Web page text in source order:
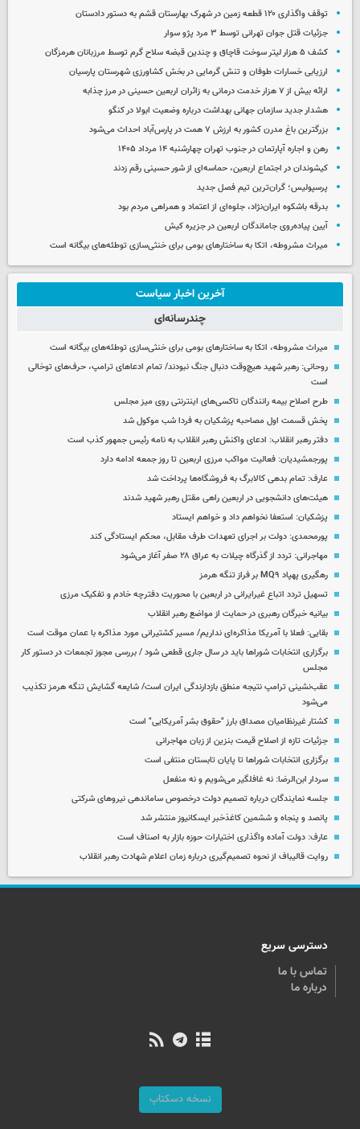
توقف واگذاری ۱۲۰ قطعه زمین در شهرک بهارستان قشم به دستور دادستان
جزئیات قتل جوان تهرانی توسط ۳ مرد پژو سوار
کشف ۵ هزار لیتر سوخت قاچاق و چندین قبضه سلاح گرم توسط مرزبانان هرمزگان
ارزیابی خسارات طوفان و تنش گرمایی در بخش کشاورزی شهرستان پارسیان
ارائه بیش از ۷ هزار خدمت درمانی به زائران اربعین حسینی در مرز چذابه
هشدار جدید سازمان جهانی بهداشت درباره وضعیت ابولا در کنگو
بزرگترین باغ مدرن کشور به ارزش ۷ همت در پارس‌آباد احداث می‌شود
رهن و اجاره آپارتمان در جنوب تهران چهارشنبه ۱۴ مرداد ۱۴۰۵
کیشوندان در اجتماع اربعین، حماسه‌ای از شور حسینی رقم زدند
پرسپولیس؛ گران‌ترین تیم فصل جدید
بدرقه باشکوه ایران‌نژاد، جلوه‌ای از اعتماد و همراهی مردم بود
آیین پیاده‌روی جاماندگان اربعین در جزیره کیش
میراث مشروطه، اتکا به ساختارهای بومی برای خنثی‌سازی توطئه‌های بیگانه است
آخرین اخبار سیاست
چندرسانه‌ای
میراث مشروطه، اتکا به ساختارهای بومی برای خنثی‌سازی توطئه‌های بیگانه است
روحانی: رهبر شهید هیچ‌وقت دنبال جنگ نبودند/ تمام ادعاهای ترامپ، حرف‌های توخالی
است
طرح اصلاح بیمه رانندگان تاکسی‌های اینترنتی روی میز مجلس
پخش قسمت اول مصاحبه پزشکیان به فردا شب موکول شد
دفتر رهبر انقلاب: ادعای واکنش رهبر انقلاب به نامه رئیس جمهور کذب است
پورجمشیدیان: فعالیت مواکب مرزی اربعین تا روز جمعه ادامه دارد
عارف: تمام بدهی کالابرگ به فروشگاه‌ها پرداخت شد
هیئت‌های دانشجویی در اربعین راهی مقتل رهبر شهید شدند
پزشکیان: استعفا نخواهم داد و خواهم ایستاد
پورمحمدی: دولت بر اجرای تعهدات طرف مقابل، محکم ایستادگی کند
مهاجرانی: تردد از گذرگاه چیلات به عراق ۲۸ صفر آغاز می‌شود
رهگیری پهپاد MQ۹ بر فراز تنگه هرمز
تسهیل تردد اتباع غیرایرانی در اربعین با محوریت دفترچه خادم و تفکیک مرزی
بیانیه خبرگان رهبری در حمایت از مواضع رهبر انقلاب
بقایی: فعلا با آمریکا مذاکره‌ای نداریم/ مسیر کشتیرانی مورد مذاکره با عمان موقت است
برگزاری انتخابات شوراها باید در سال جاری قطعی شود / بررسی مجوز تجمعات در دستور کار
مجلس
عقب‌نشینی ترامپ نتیجه منطق بازدارندگی ایران است/ شایعه گشایش تنگه هرمز تکذیب
می‌شود
کشتار غیرنظامیان مصداق بارز "حقوق بشر آمریکایی" است
جزئیات تازه از اصلاح قیمت بنزین از زبان مهاجرانی
برگزاری انتخابات شوراها تا پایان تابستان منتفی است
سردار ابن‌الرضا: نه غافلگیر می‌شویم و نه منفعل
جلسه نمایندگان درباره تصمیم دولت درخصوص ساماندهی نیروهای شرکتی
پانصد و پنجاه و ششمین کاغذخبر ایسکانیوز منتشر شد
عارف: دولت آماده واگذاری اختیارات حوزه بازار به اصناف است
روایت قالیباف از نحوه تصمیم‌گیری درباره زمان اعلام شهادت رهبر انقلاب
دسترسی سریع
تماس با ما
درباره ما
نسخه دسکتاپ